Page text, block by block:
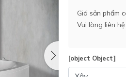
Máy tắm nước nóng điện
Phụ kiện nhà tắm
Chậu giặt
Sen tắm âm tường
Giá sản phẩm
Vui lòng liên hệ
[object Object]